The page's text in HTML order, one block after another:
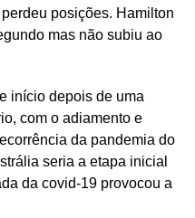
posições. Hamilton
mas não subiu ao
início depois de uma
com o adiamento e
da pandemia do
seria a etapa inicial
da covid-19 provocou a